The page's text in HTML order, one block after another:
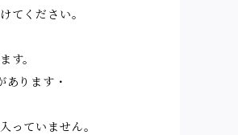
てください。
す。
ります・
っていません。